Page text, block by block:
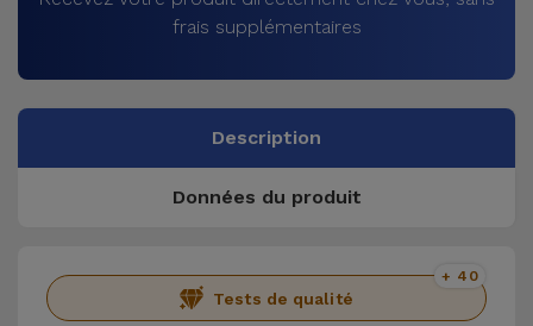
frais supplémentaires
Description
Données du produit
Tests de qualité
+ 40